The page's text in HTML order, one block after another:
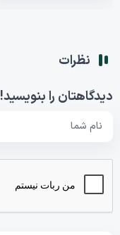
نظرات
دیدگاهتان را بنویسید!